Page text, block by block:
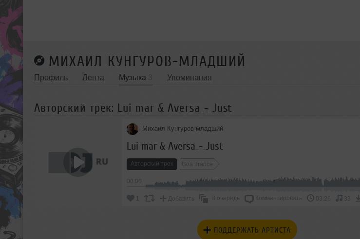
МИХАИЛ КУНГУРОВ-МЛАДШИЙ
Профиль Лента Музыка Упоминания
Авторский трек: Lui mar & Aversa_-_Just
Михаил Кунгуров-младший
Lui mar & Aversa_-_Just
Авторский трек Goa Trance
Добавить В очередь Комментировать 03:26 33
ПОДДЕРЖАТЬ АРТИСТА